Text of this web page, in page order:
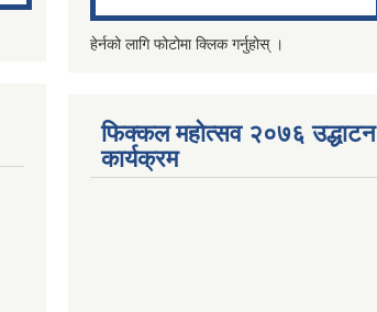
हेर्नको लागि फोटोमा क्लिक गर्नुहोस् ।
फिक्कल महोत्सव २०७६ उद्धाटन
कार्यक्रम